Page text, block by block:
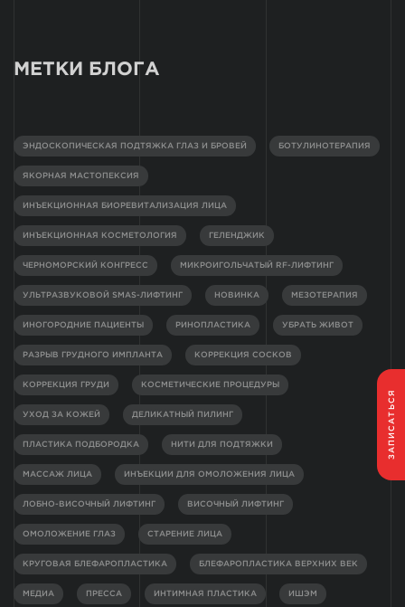
ЗАПИСАТЬСЯ
МЕТКИ БЛОГА
ЭНДОСКОПИЧЕСКАЯ ПОДТЯЖКА ГЛАЗ И БРОВЕЙ БОТУЛИНОТЕРАПИЯ
ЯКОРНАЯ МАСТОПЕКСИЯ
ИНЪЕКЦИОННАЯ БИОРЕВИТАЛИЗАЦИЯ ЛИЦА
ИНЪЕКЦИОННАЯ КОСМЕТОЛОГИЯ ГЕЛЕНДЖИК
ЧЕРНОМОРСКИЙ КОНГРЕСС МИКРОИГОЛЬЧАТЫЙ RF-ЛИФТИНГ
УЛЬТРАЗВУКОВОЙ SMAS-ЛИФТИНГ НОВИНКА МЕЗОТЕРАПИЯ
ИНОГОРОДНИЕ ПАЦИЕНТЫ РИНОПЛАСТИКА УБРАТЬ ЖИВОТ
РАЗРЫВ ГРУДНОГО ИМПЛАНТА КОРРЕКЦИЯ СОСКОВ
КОРРЕКЦИЯ ГРУДИ КОСМЕТИЧЕСКИЕ ПРОЦЕДУРЫ
УХОД ЗА КОЖЕЙ ДЕЛИКАТНЫЙ ПИЛИНГ
ПЛАСТИКА ПОДБОРОДКА НИТИ ДЛЯ ПОДТЯЖКИ
МАССАЖ ЛИЦА ИНЪЕКЦИИ ДЛЯ ОМОЛОЖЕНИЯ ЛИЦА
ЛОБНО-ВИСОЧНЫЙ ЛИФТИНГ ВИСОЧНЫЙ ЛИФТИНГ
ОМОЛОЖЕНИЕ ГЛАЗ СТАРЕНИЕ ЛИЦА
КРУГОВАЯ БЛЕФАРОПЛАСТИКА БЛЕФАРОПЛАСТИКА ВЕРХНИХ ВЕК
МЕДИА ПРЕССА ИНТИМНАЯ ПЛАСТИКА ИШЭМ